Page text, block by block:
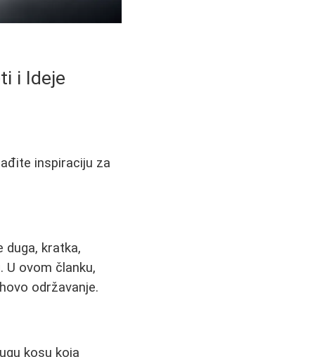
i Ideje
inspiraciju za
duga, kratka,
U ovom članku,
održavanje.
kosu koja